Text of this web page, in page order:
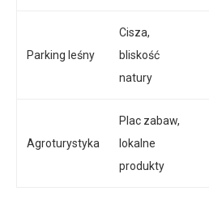
Parking leśny
Cisza,
bliskość
natury
Agroturystyka
Plac zabaw,
lokalne
produkty